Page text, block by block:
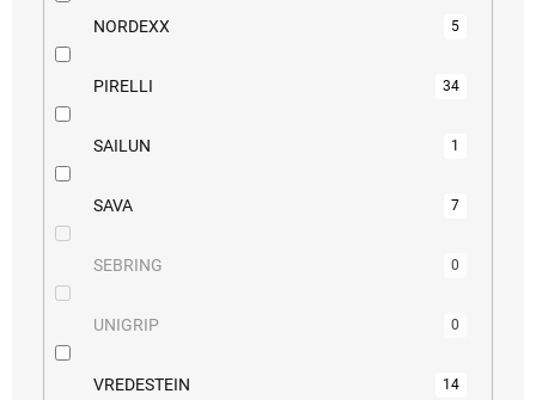
NORDEXX 5
PIRELLI 34
SAILUN 1
SAVA 7
SEBRING 0
UNIGRIP 0
VREDESTEIN 14